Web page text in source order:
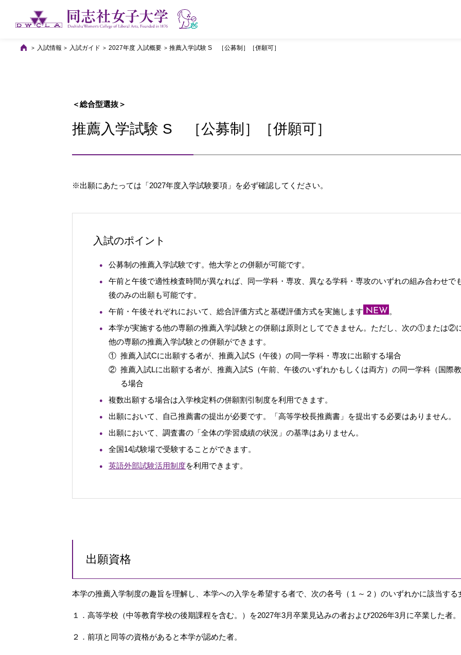
入試情報 入試ガイド 2027年度 入試概要 推薦入学試験 S ［公募制］［併願可］
＜総合型選抜＞
推薦入学試験 S ［公募制］［併願可］
※出願にあたっては 「2027年度入学試験要項」 を必ず確認してください。
入試のポイント
公募制の推薦入学試験です。他大学との併願が可能です。
午前と午後で適性検査時間が異なれば、同一学科・専攻、異なる学科・専攻のいずれの組み合わせで
後のみの出願も可能です。
午前・午後それぞれにおいて、総合評価方式と基礎評価方式を実施します
。
本学が実施する他の専願の推薦入学試験との併願は原則としてできません。ただし、次の①または②
他の専願の推薦入学試験との併願ができます。
① 推薦入試Cに出願する者が、推薦入試S（午後）の同一学科・専攻に出願する場合
② 推薦入試Lに出願する者が、推薦入試S（午前、午後のいずれかもしくは両方）の同一学科（国際
る場合
複数出願する場合は入学検定料の併願割引制度を利用できます。
出願において、自己推薦書の提出が必要です。「高等学校長推薦書」を提出する必要はありません。
出願において、調査書の「全体の学習成績の状況」の基準はありません。
全国14試験場で受験することができます。
英語外部試験活用制度を利用できます。
出願資格
本学の推薦入学制度の趣旨を理解し、本学への入学を希望する者で、次の各号（１～２）のいずれかに該当する
１．高等学校（中等教育学校の後期課程を含む。）を2027年3月卒業見込みの者および2026年3月に卒業した者。
２．前項と同等の資格があると本学が認めた者。